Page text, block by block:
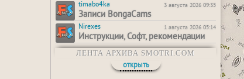
timabo4ka 3 августа 2026 09:35
Записи BongaCams
Nirexes 1 августа 2026 05:14
Инструкции, Софт, рекомендации
ЛЕНТА АРХИВА SMOTRI.COM
открыть